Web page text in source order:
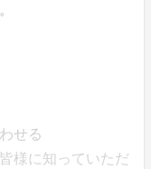
せる
様に知っていただ